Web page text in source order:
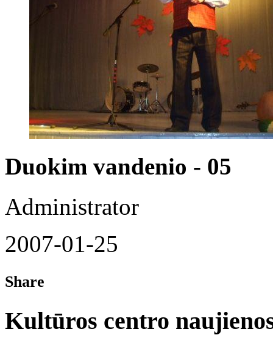
Duokim vandenio - 05
Administrator
2007-01-25
Share
Kultūros centro